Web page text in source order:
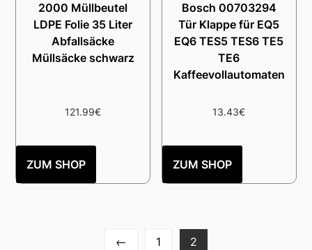
2000 Müllbeutel
LDPE Folie 35 Liter
Abfallsäcke
Müllsäcke schwarz
121.99€
ZUM SHOP
Bosch 00703294
Tür Klappe für EQ5
EQ6 TES5 TES6 TE5
TE6
Kaffeevollautomaten
13.43€
ZUM SHOP
← 1 2